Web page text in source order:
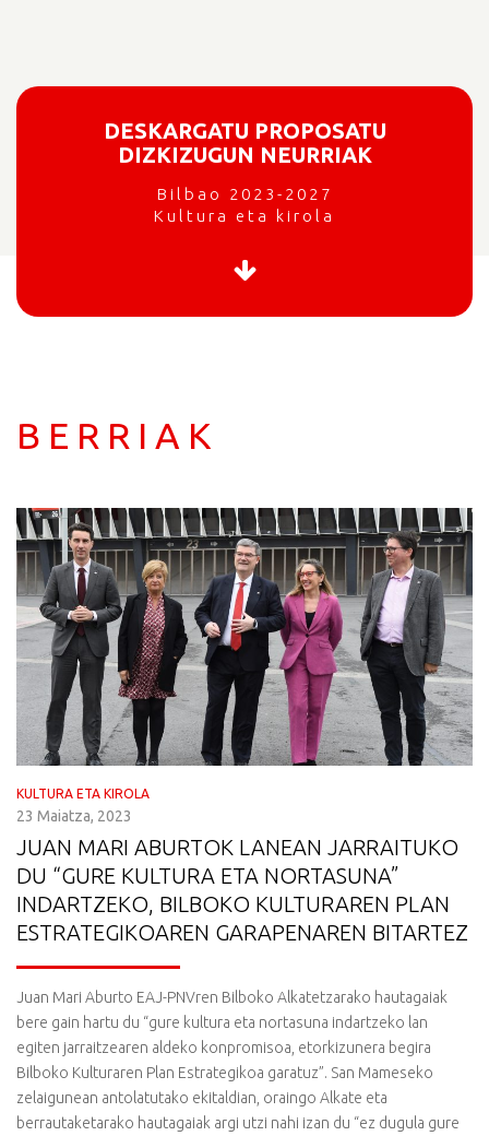
DESKARGATU PROPOSATU
DIZKIZUGUN NEURRIAK
Bilbao 2023-2027
Kultura eta kirola
BERRIAK
KULTURA ETA KIROLA
23 Maiatza, 2023
JUAN MARI ABURTOK LANEAN JARRAITUKO
DU “GURE KULTURA ETA NORTASUNA”
INDARTZEKO, BILBOKO KULTURAREN PLAN
ESTRATEGIKOAREN GARAPENAREN BITARTEZ
Juan Mari Aburto EAJ-PNVren Bilboko Alkatetzarako hautagaiak
bere gain hartu du “gure kultura eta nortasuna indartzeko lan
egiten jarraitzearen aldeko konpromisoa, etorkizunera begira
Bilboko Kulturaren Plan Estrategikoa garatuz”. San Mameseko
zelaigunean antolatutako ekitaldian, oraingo Alkate eta
berrautaketarako hautagaiak argi utzi nahi izan du “ez dugula gure